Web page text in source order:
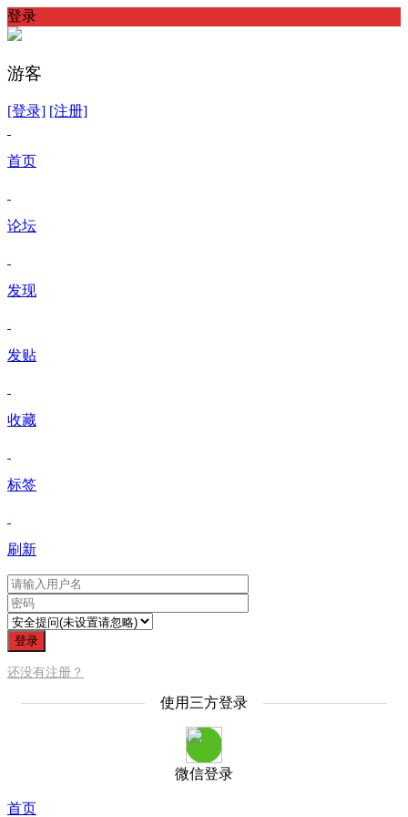
登录
游客
[登录] [注册]
首页
论坛
发现
发贴
收藏
标签
刷新
登录
还没有注册？
使用三方登录
微信登录
首页